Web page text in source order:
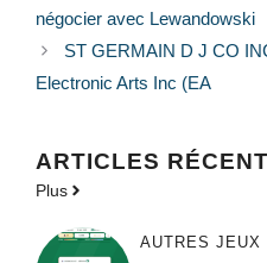
négocier avec Lewandowski
ST GERMAIN D J CO
Electronic Arts Inc (EA
ARTICLES
Plus
AUTRES JEUX